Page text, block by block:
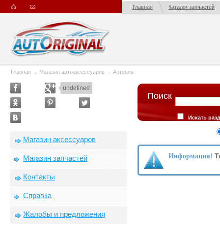
Главная Каталог запчастей
Главная → Магазин автоаксессуаров → Антенны
undefined
Магазин аксессуаров
Магазин запчастей
Контакты
Справка
Жалобы и предложения
Поиск
Искать
Информация!